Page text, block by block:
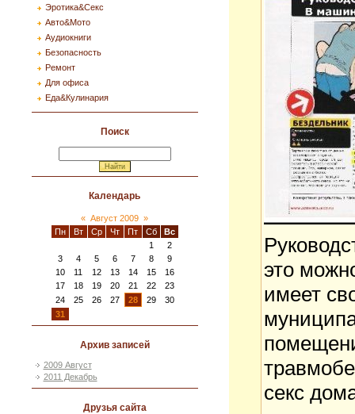
Эротика&Секс
Авто&Мото
Аудиокниги
Безопасность
Ремонт
Для офиса
Еда&Кулинария
Поиск
Календарь
« Август 2009 »
Пн
Вт Ср Чт Пт Сб
Вс
1
2
3
4 5 6 7 8
9
10
11 12 13 14 15
16
17
18 19 20 21 22
23
24
25 26 27 28 29
30
31
Архив записей
2009 Август
2011 Декабрь
Друзья сайта
это
имеет
секс